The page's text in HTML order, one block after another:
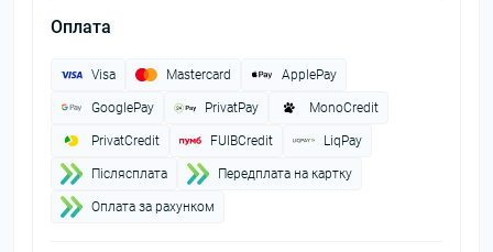
Оплата
Visa Mastercard ApplePay
GooglePay PrivatPay MonoCredit
PrivatCredit FUIBCredit LiqPay
Пiслясплата Передплата на картку
Оплата за рахунком